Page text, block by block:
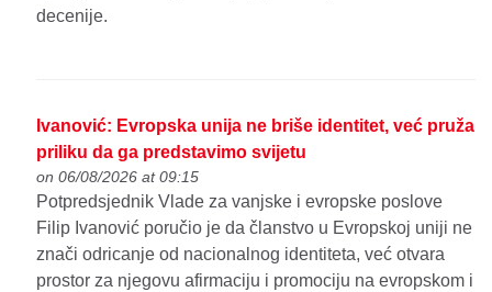
decenije.
Ivanović: Evropska unija ne briše identitet, već pruža
priliku da ga predstavimo svijetu
on 06/08/2026 at 09:15
Potpredsjednik Vlade za vanjske i evropske poslove
Filip Ivanović poručio je da članstvo u Evropskoj uniji ne
znači odricanje od nacionalnog identiteta, već otvara
prostor za njegovu afirmaciju i promociju na evropskom i